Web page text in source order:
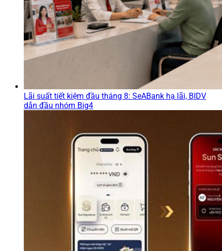
Lãi suất tiết kiệm đầu tháng 8: SeABank hạ lãi, BIDV
dẫn đầu nhóm Big4